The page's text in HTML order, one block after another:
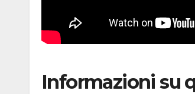
Informazioni su